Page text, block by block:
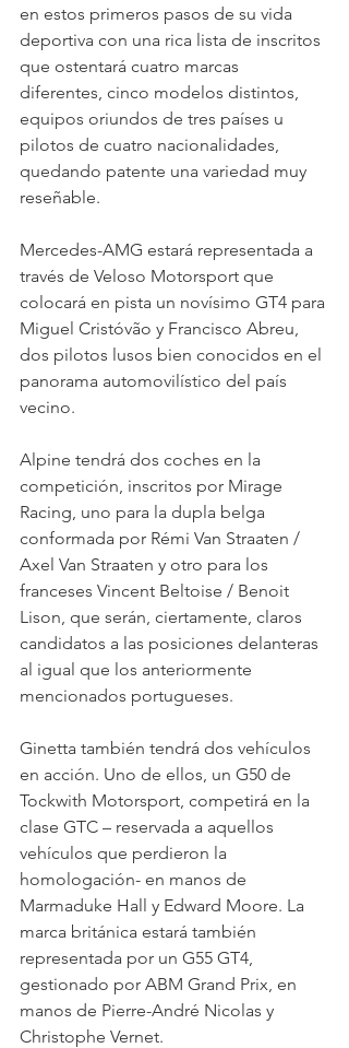
en estos primeros pasos de su vida
deportiva con una rica lista de inscritos
que ostentará cuatro marcas
diferentes, cinco modelos distintos,
equipos oriundos de tres países u
pilotos de cuatro nacionalidades,
quedando patente una variedad muy
reseñable.
Mercedes-AMG estará representada a
través de Veloso Motorsport que
colocará en pista un novísimo GT4 para
Miguel Cristóvão y Francisco Abreu,
dos pilotos lusos bien conocidos en el
panorama automovilístico del país
vecino.
Alpine tendrá dos coches en la
competición, inscritos por Mirage
Racing, uno para la dupla belga
conformada por Rémi Van Straaten /
Axel Van Straaten y otro para los
franceses Vincent Beltoise / Benoit
Lison, que serán, ciertamente, claros
candidatos a las posiciones delanteras
al igual que los anteriormente
mencionados portugueses.
Ginetta también tendrá dos vehículos
en acción. Uno de ellos, un G50 de
Tockwith Motorsport, competirá en la
clase GTC – reservada a aquellos
vehículos que perdieron la
homologación- en manos de
Marmaduke Hall y Edward Moore. La
marca británica estará también
representada por un G55 GT4,
gestionado por ABM Grand Prix, en
manos de Pierre-André Nicolas y
Christophe Vernet.